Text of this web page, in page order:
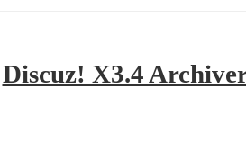
Discuz! X3.4